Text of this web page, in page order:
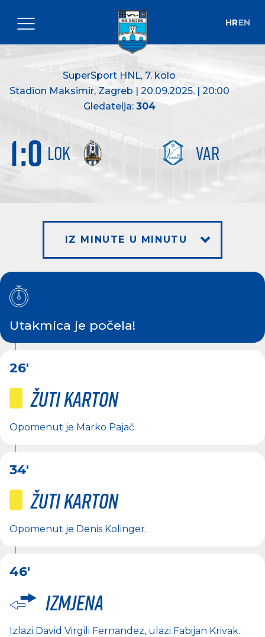
HREN
SuperSport HNL, 7. kolo
Stadion Maksimir, Zagreb | 20.09.2025. | 20:00
Gledatelja: 304
LOK VAR
1:0
IZ MINUTE U MINUTU
Utakmica je počela!
26'
Žuti karton
Opomenut je Marko Pajač.
34'
Žuti karton
Opomenut je Denis Kolinger.
46'
Izmjena
Izlazi David Virgili Fernandez, ulazi Fabijan Krivak.